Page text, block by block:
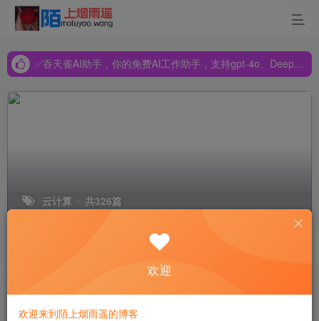
✅吞天雀AI助手，你的免费AI工作助手，支持gpt-4o、DeepSeek、Claude🔥🔥🔥🔥
✅吞天雀AI助手，你的免费AI工作助手，支持gpt-4o、DeepSeek、Claude🔥🔥🔥🔥
云计算 共326篇
评论
存内计算是否可以应用于边缘计算
欢迎
欢迎来到陌上烟雨遥的博客